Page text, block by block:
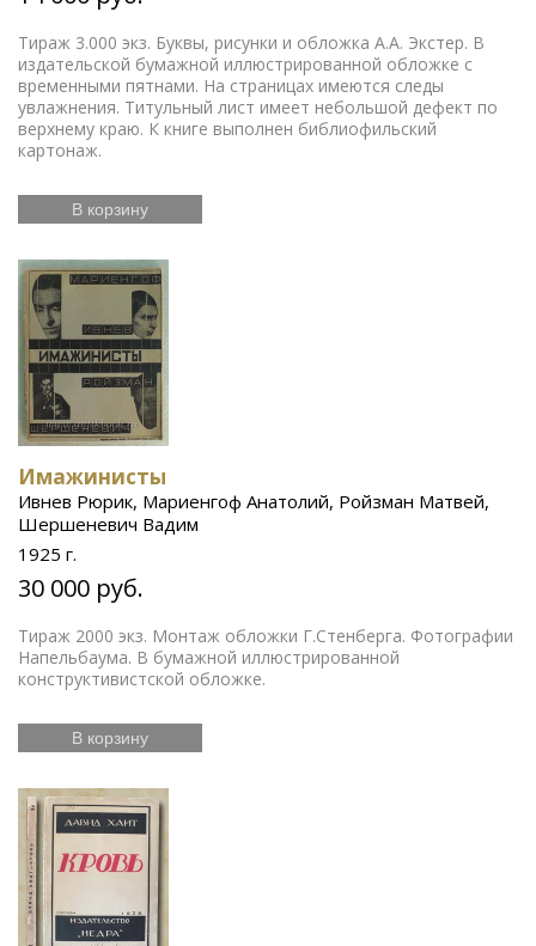
Тираж 3.000 экз. Буквы, рисунки и обложка А.А. Экстер. В
издательской бумажной иллюстрированной обложке с
временными пятнами. На страницах имеются следы
увлажнения. Титульный лист имеет небольшой дефект по
верхнему краю. К книге выполнен библиофильский
картонаж.
В корзину
Имажинисты
Ивнев Рюрик, Мариенгоф Анатолий, Ройзман Матвей,
Шершеневич Вадим
1925 г.
30 000 руб.
Тираж 2000 экз. Монтаж обложки Г.Стенберга. Фотографии
Напельбаума. В бумажной иллюстрированной
конструктивистской обложке.
В корзину